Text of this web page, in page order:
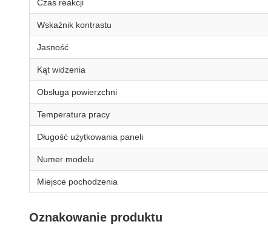
Czas reakcji
Wskaźnik kontrastu
Jasność
Kąt widzenia
Obsługa powierzchni
Temperatura pracy
Długość użytkowania paneli
Numer modelu
Miejsce pochodzenia
Oznakowanie produktu